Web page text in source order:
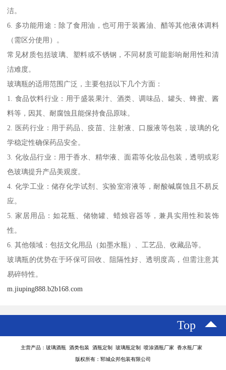
洁。
6. 多功能用途：除了食用油，也可用于装酱油、醋等其他液体调料
（需区分使用）。
常见材质包括玻璃、塑料或不锈钢，不同材质可能影响耐用性和清
洁难度。
玻璃瓶的适用范围广泛，主要包括以下几个方面：
1. 食品饮料行业：用于盛装果汁、酒类、调味品、罐头、蜂蜜、酱
料等，因其、耐腐蚀且能保持食品原味。
2. 医药行业：用于药品、疫苗、注射液、口服液等包装，玻璃的化
学稳定性确保药品安全。
3. 化妆品行业：用于香水、精华液、面霜等化妆品包装，透明或彩
色玻璃提升产品美观度。
4. 化学工业：储存化学试剂、实验室溶液等，耐酸碱腐蚀且不易反
应。
5. 家居用品：如花瓶、储物罐、蜡烛容器等，兼具实用性和装饰
性。
6. 其他领域：包括文化用品（如墨水瓶）、工艺品、收藏品等。
玻璃瓶的优势在于环保可回收、阻隔性好、透明度高，但需注意其
易碎特性。
m.jiuping888.b2b168.com
Top
主营产品：玻璃酒瓶 酒类包装 酒瓶定制 玻璃瓶定制 喷涂酒瓶厂家 香水瓶厂家
版权所有：郓城众邦包装有限公司